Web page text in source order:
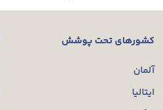
کشورهای تحت پوشش
آلمان
ایتالیا